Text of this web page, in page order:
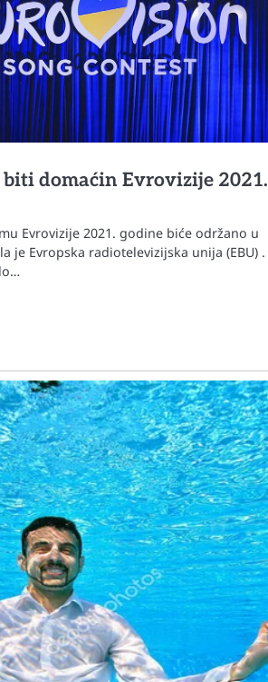
biti domaćin Evrovizije 2021.
Evrovizije 2021. godine biće održano u
je Evropska radiotelevizijska unija (EBU) .